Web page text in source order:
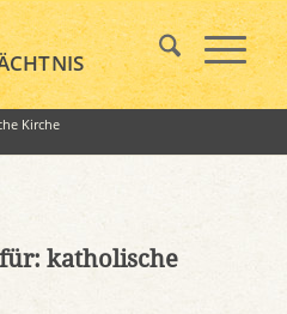
Kirche
katholische